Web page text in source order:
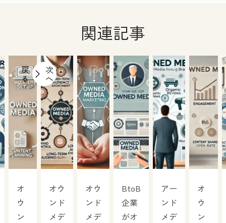
関連記事
戻
る
次
へ
オ
ウ
ン
オウ
ンド
メデ
オウ
ンド
メデ
BtoB
企業
がオ
アー
ンド
メデ
オ
ウ
ン